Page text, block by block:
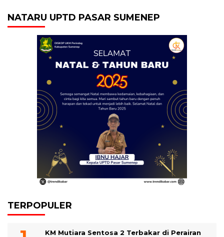
NATARU UPTD PASAR SUMENEP
TERPOPULER
KM Mutiara Sentosa 2 Terbakar di Perairan